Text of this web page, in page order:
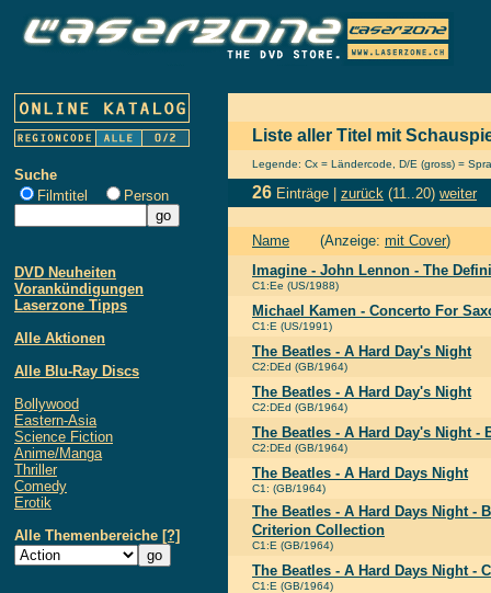
Suche
Filmtitel
Person
DVD Neuheiten
Vorankündigungen
Laserzone Tipps
Alle Aktionen
Alle Blu-Ray Discs
Bollywood
Eastern-Asia
Science Fiction
Anime/Manga
Thriller
Comedy
Erotik
Alle Themenbereiche [?]
Liste aller Titel mit
Legende: Cx = Ländercode, D/E (gross) =
26 Einträge | zurück (11..20) weiter
Name (Anzeige: mit Cover)
Imagine - John Lennon - The
C1:Ee (US/1988)
Michael Kamen - Concerto For
C1:E (US/1991)
The Beatles - A Hard Day's Night
C2:DEd (GB/1964)
The Beatles - A Hard Day's Night
C2:DEd (GB/1964)
The Beatles - A Hard Day's Night -
C2:DEd (GB/1964)
The Beatles - A Hard Days Night
C1: (GB/1964)
The Beatles - A Hard Days Night -
Criterion Collection
C1:E (GB/1964)
The Beatles - A Hard Days Night -
C1:E (GB/1964)